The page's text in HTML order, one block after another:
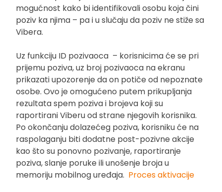
mogućnost kako bi identifikovali osobu koja čini
poziv ka njima – pa i u slučaju da poziv ne stiže sa
Vibera.
Uz funkciju ID pozivaoca – korisnicima će se pri
prijemu poziva, uz broj pozivaoca na ekranu
prikazati upozorenje da on potiče od nepoznate
osobe. Ovo je omogućeno putem prikupljanja
rezultata spem poziva i brojeva koji su
raportirani Viberu od strane njegovih korisnika.
Po okončanju dolazećeg poziva, korisniku će na
raspolaganju biti dodatne post-pozivne akcije
kao što su ponovno pozivanje, raportiranje
poziva, slanje poruke ili unošenje broja u
memoriju mobilnog uređaja. Proces aktivacije